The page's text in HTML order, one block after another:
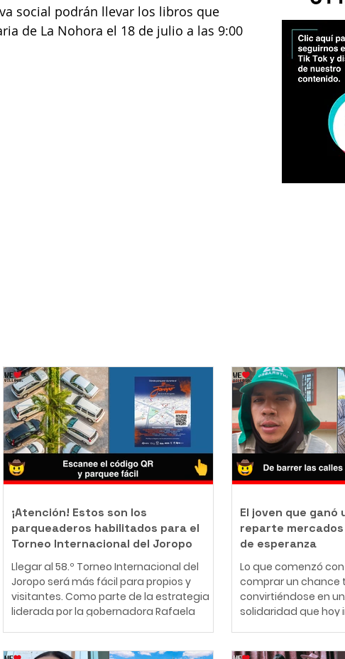
social podrán llevar los libros que
de La Nohora el 18 de julio a las 9:00
¡Atención! Estos son los
parqueaderos habilitados para el
Torneo Internacional del Joropo
Llegar al 58.º Torneo Internacional del
Joropo será más fácil para propios y
visitantes. Como parte de la estrategia
liderada por la gobernadora Rafaela
fiesta cultural del Llano, la Gobernación
El joven que ganó
reparte
de esperanza
Lo que comenzó
comprar un chance
convirtiéndose en
solidaridad que hoy
conocido como